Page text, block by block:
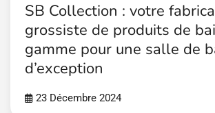
SB Collection : votre
grossiste de produits de
gamme pour une salle de
d’exception
23 Décembre 2024